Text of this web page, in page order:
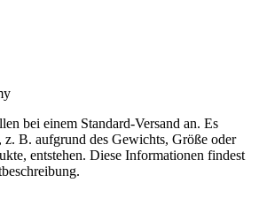
bei einem Standard-Versand an. Es
B. aufgrund des Gewichts, Größe oder
entstehen. Diese Informationen findest